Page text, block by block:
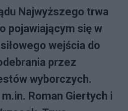
Najwyższego trwa
pojawiającym się w
wejścia do
przez
wyborczych.
Roman Giertych i